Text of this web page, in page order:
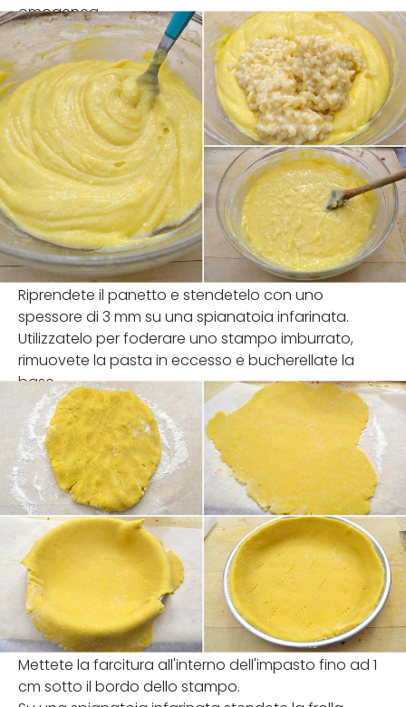
omogenea.
Riprendete il panetto e stendetelo con uno
spessore di 3 mm su una spianatoia infarinata.
Utilizzatelo per foderare uno stampo imburrato,
rimuovete la pasta in eccesso e bucherellate la
base.
Mettete la farcitura all'interno dell'impasto fino ad 1
cm sotto il bordo dello stampo.